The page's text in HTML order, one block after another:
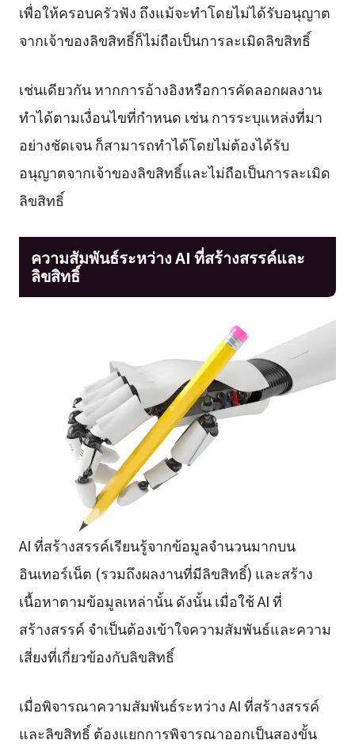
เพื่อให้ครอบครัวฟัง ถึงแม้จะทำโดยไม่ได้รับอนุญาต
จากเจ้าของลิขสิทธิ์ก็ไม่ถือเป็นการละเมิดลิขสิทธิ์
เช่นเดียวกัน หากการอ้างอิงหรือการคัดลอกผลงาน
ทำได้ตามเงื่อนไขที่กำหนด เช่น การระบุแหล่งที่มา
อย่างชัดเจน ก็สามารถทำได้โดยไม่ต้องได้รับ
อนุญาตจากเจ้าของลิขสิทธิ์และไม่ถือเป็นการละเมิด
ลิขสิทธิ์
ความสัมพันธ์ระหว่าง AI ที่สร้างสรรค์และ
ลิขสิทธิ์
AI ที่สร้างสรรค์เรียนรู้จากข้อมูลจำนวนมากบน
อินเทอร์เน็ต (รวมถึงผลงานที่มีลิขสิทธิ์) และสร้าง
เนื้อหาตามข้อมูลเหล่านั้น ดังนั้น เมื่อใช้ AI ที่
สร้างสรรค์ จำเป็นต้องเข้าใจความสัมพันธ์และความ
เสี่ยงที่เกี่ยวข้องกับลิขสิทธิ์
เมื่อพิจารณาความสัมพันธ์ระหว่าง AI ที่สร้างสรรค์
และลิขสิทธิ์ ต้องแยกการพิจารณาออกเป็นสองขั้น